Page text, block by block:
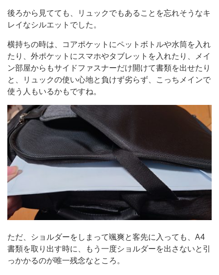
後ろから見てても、リュックでもあることを忘れそうなキ
レイなシルエットでした。
横持ちの時は、コアポケットにペットボトルや水筒を入れ
たり、外ポケットにスマホやタブレットを入れたり、メイ
ン部屋からもサイドファスナーだけ開けて書類を出せたり
と、リュックの使い心地と負けず劣らず、こっちメインで
使う人もいるかもですね。
ただ、ショルダーをしまって颯爽と客先に入っても、A4
書類を取り出す時に、もう一度ショルダーを出さないと引
っかかるのが唯一残念なところ。